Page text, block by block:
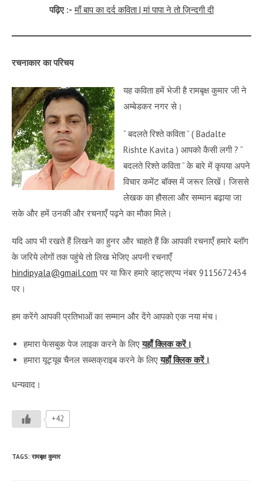
पढ़िए :- माँ बाप का दर्द कविता | मां पापा ने तो ज़िन्दगी दी
रचनाकार का परिचय
यह कविता हमें भेजी है रामबृक्ष कुमार जी ने
अम्बेडकर नगर से।
“ बदलते रिश्ते कविता ” ( Badalte
Rishte Kavita ) आपको कैसी लगी ? “
बदलते रिश्ते कविता ” के बारे में कृपया अपने
विचार कमेंट बॉक्स में जरूर लिखें। जिससे
लेखक का हौसला और सम्मान बढ़ाया जा
सके और हमें उनकी और रचनाएँ पढ़ने का मौका मिले।
यदि आप भी रखते हैं लिखने का हुनर और चाहते हैं कि आपकी रचनाएँ हमारे ब्लॉग
के जरिये लोगों तक पहुंचे तो लिख भेजिए अपनी रचनाएँ
hindipyala@gmail.com पर या फिर हमारे व्हाट्सएप्प नंबर 9115672434
पर।
हम करेंगे आपकी प्रतिभाओं का सम्मान और देंगे आपको एक नया मंच।
हमारा फेसबुक पेज लाइक करने के लिएयहाँ क्लिक करें।
हमारा यूट्यूब चैनल सब्सक्राइब करने के लिएयहाँ क्लिक करें।
धन्यवाद।
+42
TAGS: रामबृक्ष कुमार